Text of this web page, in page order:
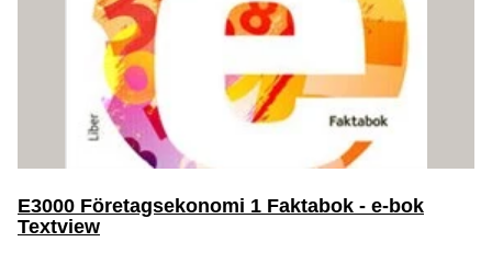
E3000 Företagsekonomi 1 Faktabok - e-bok
Textview